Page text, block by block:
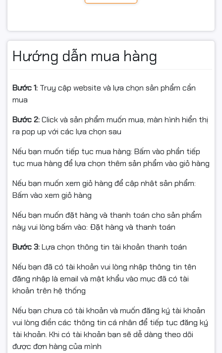
• Bản in rõ nét, mực in ổn định, không gây hại trống từ
TN2385
• Dễ tháo lắp, thay thế nhanh chóng
• Tiết kiệm chi phí vận hành, phù hợp cho văn phòng,
công sở, cửa hàng in ấn
Liên hệ: Hancomputer nơi cung cấp dịch vụ máy in uy
tín và tư vấn kỹ lưỡng nhất.
Mua số lượng lớn vui lòng liên hệ phòng kinh doanh để
được nhận ưu đãi tốt nhất. Miễn phí
📞Hotline: 0961.430.383
Hướng dẫn mua hàng
Bước 1: Truy cập website và lựa chọn sản phẩm cần
mua
Bước 2:Click và sản phẩm muốn mua, màn hình hiển thị
ra pop up với các lựa chọn sau
Nếu bạn muốn tiếp tục mua hàng: Bấm vào phần tiếp
tục mua hàng để lựa chọn thêm sản phẩm vào giỏ hàng
Nếu bạn muốn xem giỏ hàng để cập nhật sản phẩm:
Bấm vào xem giỏ hàng
Nếu bạn muốn đặt hàng và thanh toán cho sản phẩm
này vui lòng bấm vào: Đặt hàng và thanh toán
Bước 3:Lựa chọn thông tin tài khoản thanh toán
Nếu bạn đã có tài khoản vui lòng nhập thông tin tên
đăng nhập là email và mật khẩu vào mục đã có tài
khoản trên hệ thống
Nếu bạn chưa có tài khoản và muốn đăng ký tài khoản
vui lòng điền các thông tin cá nhân để tiếp tục đăng ký
tài khoản. Khi có tài khoản bạn sẽ dễ dàng theo dõi
được đơn hàng của mình